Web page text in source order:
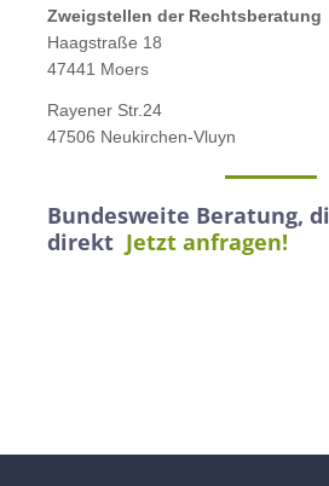
Zweigstellen der Rechtsberatung
Haagstraße 18
47441 Moers
Rayener Str.24
47506 Neukirchen-Vluyn
Bundesweite Beratung,
direkt Jetzt anfragen!